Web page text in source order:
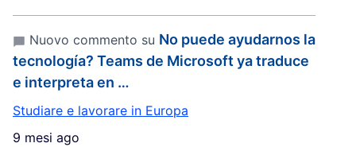
9 mesi ago
Nuovo commento su No puede ayudarnos la
tecnología? Teams de Microsoft ya traduce
e interpreta en …
Studiare e lavorare in Europa